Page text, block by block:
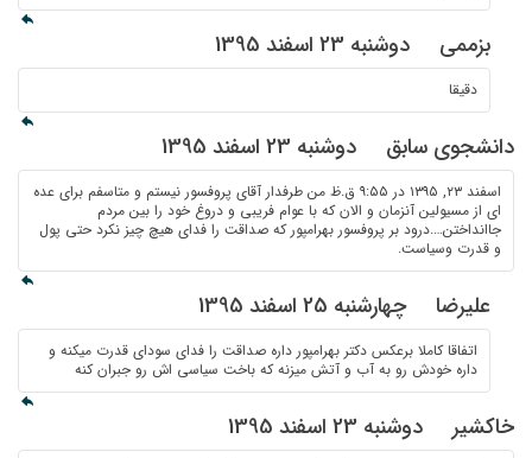
بزممی دوشنبه 23 اسفند 1395
دقیقا
دانشجوی سابق دوشنبه 23 اسفند 1395
اسفند ۲۳, ۱۳۹۵ در ۹:۵۵ ق.ظ من طرفدار آقای پروفسور نیستم و متاسفم برای عده
ای از مسیولین آنزمان و الان که با عوام فریبی و دروغ خود را بین مردم
جاانداختن….درود بر پروفسور بهرامپور که صداقت را فدای هیچ چیز نکرد حتی پول
و قدرت وسیاست.
علیرضا چهارشنبه 25 اسفند 1395
اتفاقا کاملا برعکس دکتر بهرامپور داره صداقت را فدای سودای قدرت میکنه و
داره خودش رو به آب و آتش میزنه که باخت سیاسی اش رو جبران کنه
خاکشیر دوشنبه 23 اسفند 1395